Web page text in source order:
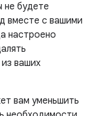
не будете
вместе с вашими
настроено
ваших
вам уменьшить